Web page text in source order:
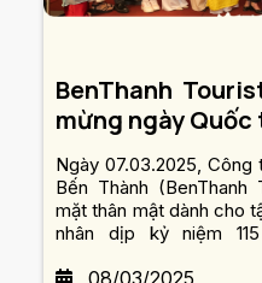
BenThanh
mừng ngày Quốc
Ngày 07.03.2025,
Bến Thành
mặt thân mật dành cho
nhân dịp kỷ niệm
08/03/2025